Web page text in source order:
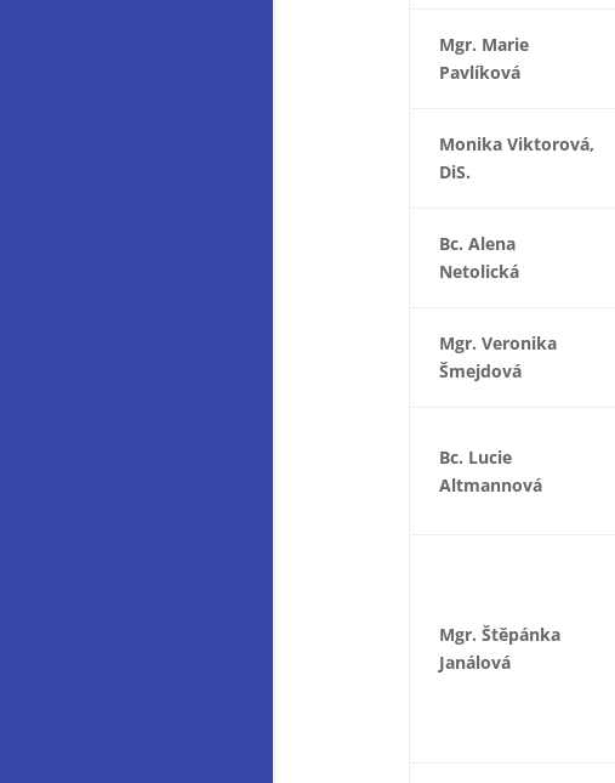
Mgr. Marie
Pavlíková
Monika Viktorová,
DiS.
Bc. Alena
Netolická
Mgr. Veronika
Šmejdová
Bc. Lucie
Altmannová
Mgr. Štěpánka
Janálová